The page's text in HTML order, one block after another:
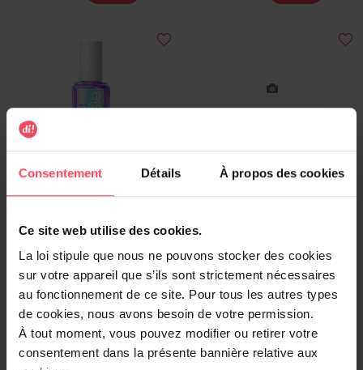
Consentement Détails À propos des cookies
Ce site web utilise des cookies.
La loi stipule que nous ne pouvons stocker des cookies
sur votre appareil que s’ils sont strictement nécessaires
au fonctionnement de ce site. Pour tous les autres types
de cookies, nous avons besoin de votre permission.
À tout moment, vous pouvez modifier ou retirer votre
consentement dans la présente bannière relative aux
ESSIE
Durcisseur pour ongles
13,99 € Ajouter
ESSIE
12,49 € Ajouter